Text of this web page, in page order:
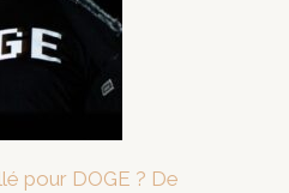
pour DOGE ? De